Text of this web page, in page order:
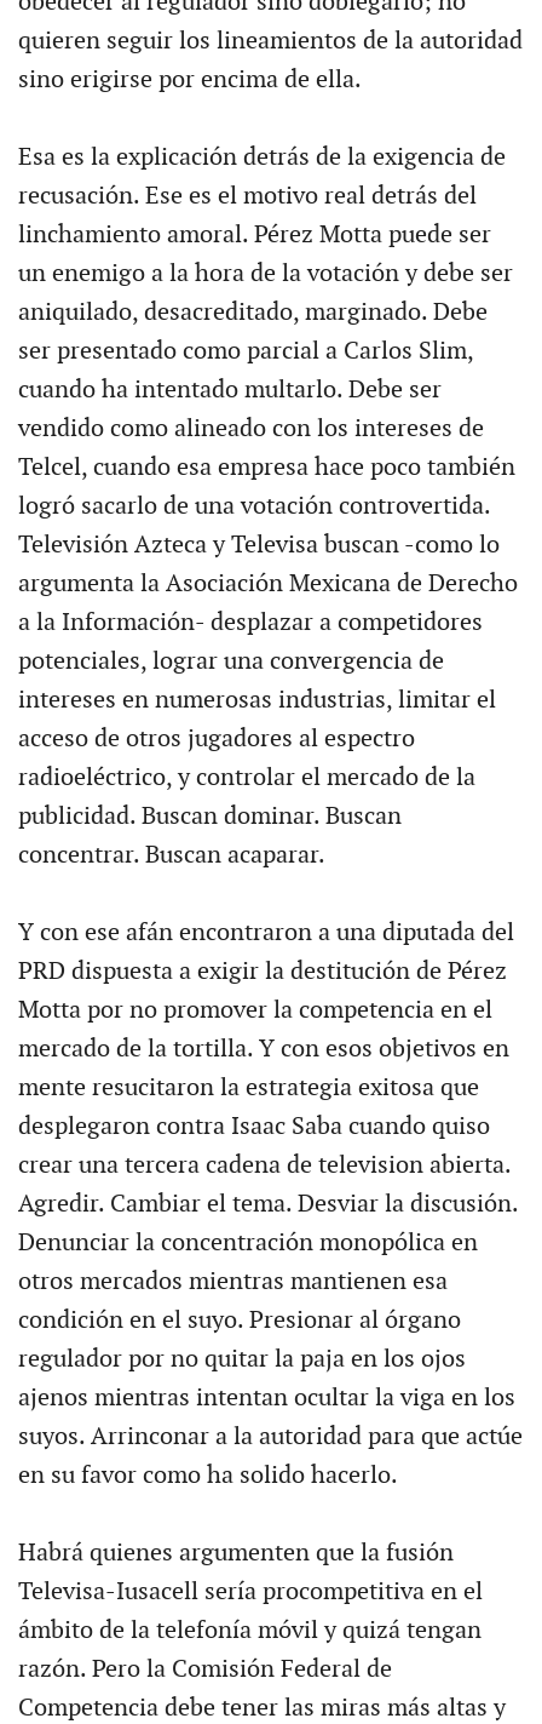
quieren seguir los lineamientos de la autoridad
sino erigirse por encima de ella.
Esa es la explicación detrás de la exigencia de
recusación. Ese es el motivo real detrás del
linchamiento amoral. Pérez Motta puede ser
un enemigo a la hora de la votación y debe ser
aniquilado, desacreditado, marginado. Debe
ser presentado como parcial a Carlos Slim,
cuando ha intentado multarlo. Debe ser
vendido como alineado con los intereses de
Telcel, cuando esa empresa hace poco también
logró sacarlo de una votación controvertida.
Televisión Azteca y Televisa buscan -como lo
argumenta la Asociación Mexicana de Derecho
a la Información- desplazar a competidores
potenciales, lograr una convergencia de
intereses en numerosas industrias, limitar el
acceso de otros jugadores al espectro
radioeléctrico, y controlar el mercado de la
publicidad. Buscan dominar. Buscan
concentrar. Buscan acaparar.
Y con ese afán encontraron a una diputada del
PRD dispuesta a exigir la destitución de Pérez
Motta por no promover la competencia en el
mercado de la tortilla. Y con esos objetivos en
mente resucitaron la estrategia exitosa que
desplegaron contra Isaac Saba cuando quiso
crear una tercera cadena de television abierta.
Agredir. Cambiar el tema. Desviar la discusión.
Denunciar la concentración monopólica en
otros mercados mientras mantienen esa
condición en el suyo. Presionar al órgano
regulador por no quitar la paja en los ojos
ajenos mientras intentan ocultar la viga en los
suyos. Arrinconar a la autoridad para que actúe
en su favor como ha solido hacerlo.
Habrá quienes argumenten que la fusión
Televisa-Iusacell sería procompetitiva en el
ámbito de la telefonía móvil y quizá tengan
razón. Pero la Comisión Federal de
Competencia debe tener las miras más altas y